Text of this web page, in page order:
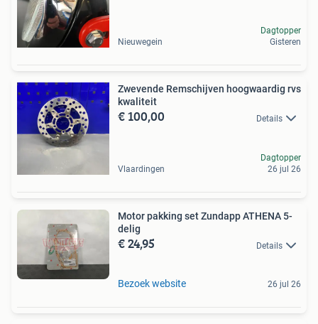
Nieuwegein
Dagtopper
Gisteren
Zwevende Remschijven hoogwaardig rvs
kwaliteit
€ 100,00 Details
Vlaardingen
Dagtopper
26 jul 26
Motor pakking set Zundapp ATHENA 5-
delig
€ 24,95 Details
Bezoek website 26 jul 26